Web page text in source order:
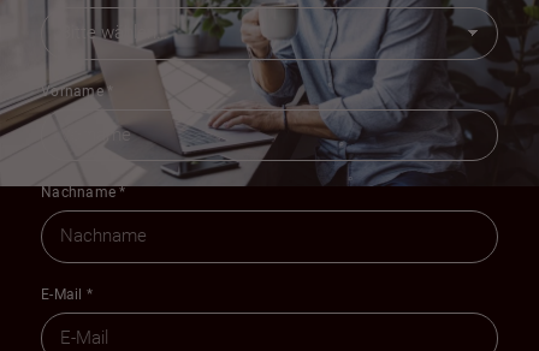
Vorname*
Nachname*
E-Mail *